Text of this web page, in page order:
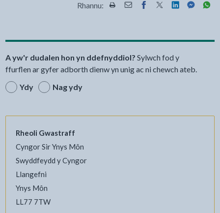
Rhannu: Rhannwch y dudalen hon wrth
Rhannwch y dudalen hon
Rhannwch y dudalen
Rhannwch y
Rhannwch y
A yw'r dudalen hon yn ddefnyddiol? Sylwch fod y
ffurflen ar gyfer adborth dienw yn unig ac ni chewch ateb.
Ydy
Nag ydy
Rheoli Gwastraff
Cyngor Sir Ynys Môn
Swyddfeydd y Cyngor
Llangefni
Ynys Môn
LL77 7TW